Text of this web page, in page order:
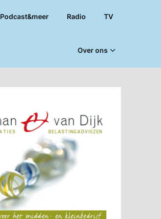
Podcast&meer Radio TV
Over ons